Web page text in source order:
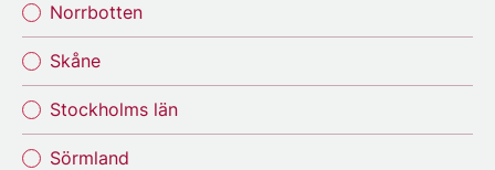
Norrbotten
Skåne
Stockholms län
Sörmland